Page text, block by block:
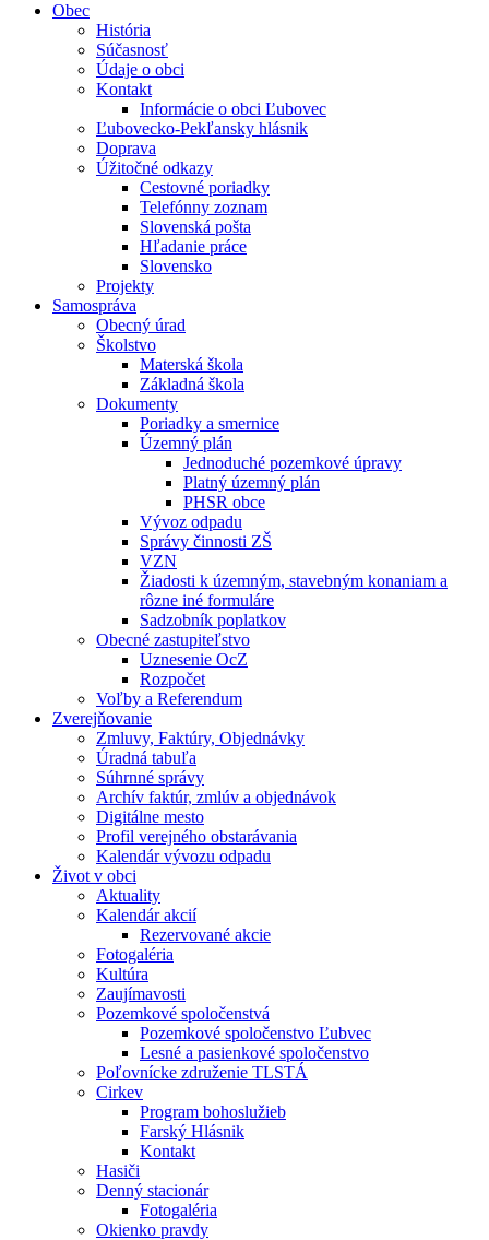
Obec
História
Súčasnosť
Údaje o obci
Kontakt
Informácie o obci Ľubovec
Ľubovecko-Pekľansky hlásnik
Doprava
Úžitočné odkazy
Cestovné poriadky
Telefónny zoznam
Slovenská pošta
Hľadanie práce
Slovensko
Projekty
Samospráva
Obecný úrad
Školstvo
Materská škola
Základná škola
Dokumenty
Poriadky a smernice
Územný plán
Jednoduché pozemkové úpravy
Platný územný plán
PHSR obce
Vývoz odpadu
Správy činnosti ZŠ
VZN
Žiadosti k územným, stavebným konaniam a
rôzne iné formuláre
Sadzobník poplatkov
Obecné zastupiteľstvo
Uznesenie OcZ
Rozpočet
Voľby a Referendum
Zverejňovanie
Zmluvy, Faktúry, Objednávky
Úradná tabuľa
Súhrnné správy
Archív faktúr, zmlúv a objednávok
Digitálne mesto
Profil verejného obstarávania
Kalendár vývozu odpadu
Život v obci
Aktuality
Kalendár akcií
Rezervované akcie
Fotogaléria
Kultúra
Zaujímavosti
Pozemkové spoločenstvá
Pozemkové spoločenstvo Ľubvec
Lesné a pasienkové spoločenstvo
Poľovnícke združenie TLSTÁ
Cirkev
Program bohoslužieb
Farský Hlásnik
Kontakt
Hasiči
Denný stacionár
Fotogaléria
Okienko pravdy